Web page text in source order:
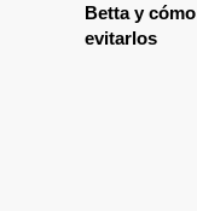
Betta y cómo
evitarlos